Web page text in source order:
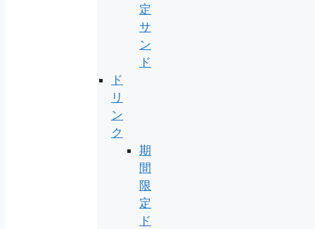
定
サ
ン
ド
ド
リ
ン
ク
期
間
限
定
ド